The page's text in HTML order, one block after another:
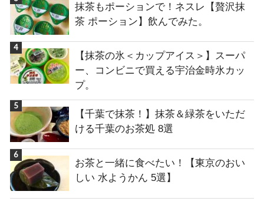
抹茶もポーションで！ネスレ【贅沢抹
茶 ポーション】飲んでみた。
【抹茶の氷＜カップアイス＞】スーパ
ー、コンビニで買える宇治金時氷カッ
プ。
【千葉で抹茶！】抹茶＆緑茶をいただ
ける千葉のお茶処 8選
お茶と一緒に食べたい！【東京のおい
しい 水ようかん 5選】